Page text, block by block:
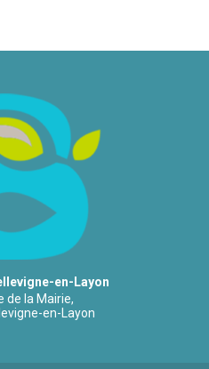
en-Layon
de la Mairie,
en-Layon